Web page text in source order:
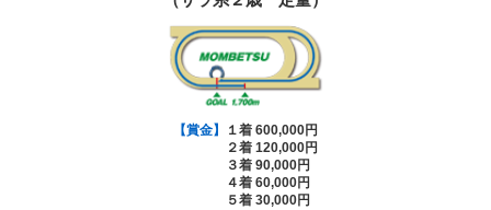
【賞金】
１着 600,000円
２着 120,000円
３着 90,000円
４着 60,000円
５着 30,000円